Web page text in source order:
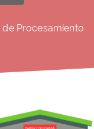
de Procesamiento